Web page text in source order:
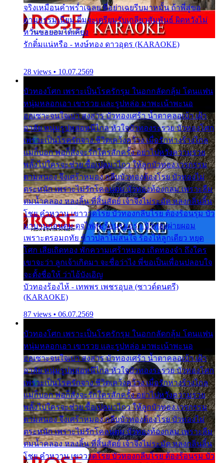
จริงเหมือนคำพร่ำเฉลย พี่อย่าเฉยรีบมาหมั้น ถ้าพี่สู่ขอ
ตามธรรมเนียม ติ๋มจะเตรียมรับเกลียวสัมพันธ์ ผิดหวังไม่
หวั่นขอยอมได้เคียง
รักติ๋มแน่หรือ - หงษ์ทอง ดาวอุดร (KARAOKE)
28 views • 10.07.2569
บัวทองโศก เพราะเป็นโรครักรุม ในอกกลัดกลุ้ม โดนแฟน
หนุ่มหลอกเอา เขารวย และรูปหล่อ มาพะเน้าพะนอ
ออเซาะจนใจเบา สงสาร บัวทองเศร้า น้ำตาคลอเบ้า เฝ้า
อาลัย หนุ่มรูปหล่อหนีไกล หัวใจบัวทองระรวย บัวทองโศก
เพราะเป็นโรครักจาง ชีวิตเคว้งคว้าง เมื่อรักห่างร้างไกล
แม่ก็บอก พ่อก็สั่งจะรักใครสักครั้ง อย่าไปหวังความรวย
พลั้งไปใครจะช่วย ซื้อเปลมาไกว ให้ลูกบัวทอง เวรกรรม
ตามสนอง จึงเศร้าหมอง กลีบบัวทองต้องโรย บัวทองไม่
ตระหนัก เพราะไม่รักโคลนตม บัวทองท้องกลม เพราะลืม
ตมน้ำคลอง หลงลิ้น ที่สิ้นสัตย์ เจ้าจึงไม่ระมัด หลงกลิ่นลิ้น
โชย คำหวาน เขาวาดโรย บัวทองกลีบโรย ต้องร้อนรุม บัว
มาบานก่อนตูม ดุจไฟสุมร้อนรุมอุรา บัวทองผ่ายผอม
เพราะตรอมฤทัย ข้าวปลาไม่สนใจ ร้องไห้ลูกเดียว หยุด
โศก เสียเถิดทอง พักความเศร้าหมอง เถิดทองจ๋า ถึงใคร
เขาจะว่า ลูกเจ้าเกิดมา จะชื่อว่าไง พี่ขอเป็นเพื่อนปลอบใจ
จะตั้งชื่อให้ ว่าไอ้บังเอิญ
บัวทองร้องไห้ - เทพพร เพชรอุบล (ซาวด์ดนตรี)
(KARAOKE)
87 views • 06.07.2569
บัวทองโศก เพราะเป็นโรครักรุม ในอกกลัดกลุ้ม โดนแฟน
หนุ่มหลอกเอา เขารวย และรูปหล่อ มาพะเน้าพะนอ
ออเซาะจนใจเบา สงสาร บัวทองเศร้า น้ำตาคลอเบ้า เฝ้า
อาลัย หนุ่มรูปหล่อหนีไกล หัวใจบัวทองระรวย บัวทองโศก
เพราะเป็นโรครักจาง ชีวิตเคว้งคว้าง เมื่อรักห่างร้างไกล
แม่ก็บอก พ่อก็สั่งจะรักใครสักครั้ง อย่าไปหวังความรวย
พลั้งไปใครจะช่วย ซื้อเปลมาไกว ให้ลูกบัวทอง เวรกรรม
ตามสนอง จึงเศร้าหมอง กลีบบัวทองต้องโรย บัวทองไม่
ตระหนัก เพราะไม่รักโคลนตม บัวทองท้องกลม เพราะลืม
ตมน้ำคลอง หลงลิ้น ที่สิ้นสัตย์ เจ้าจึงไม่ระมัด หลงกลิ่นลิ้น
โชย คำหวาน เขาวาดโรย บัวทองกลีบโรย ต้องร้อนรุม บัว